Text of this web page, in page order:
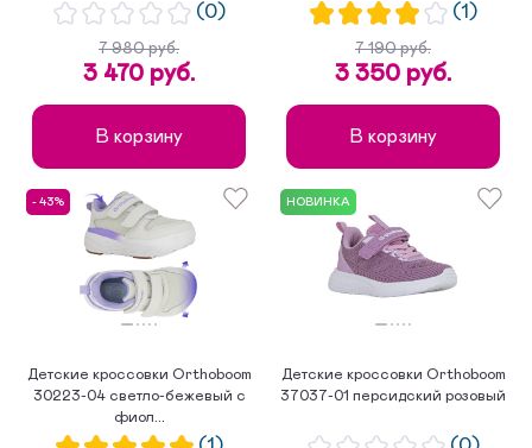
(0)
7 980 руб.
3 470 руб.
В корзину
(1)
7 190 руб.
3 350 руб.
В корзину
- 43%
Детские кроссовки Orthoboom
30223-04 светло-бежевый с
фиол...
НОВИНКА
Детские кроссовки Orthoboom
37037-01 персидский розовый